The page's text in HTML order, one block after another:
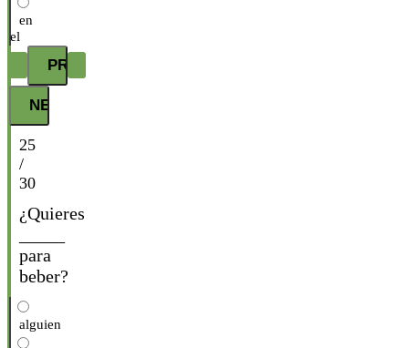
en
el
25
/
30
¿Quieres
para
beber?
alguien